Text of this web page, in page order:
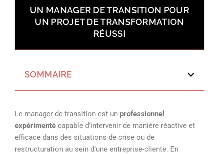
UN MANAGER DE TRANSITION POUR
UN PROJET DE TRANSFORMATION
RÉUSSI
SOMMAIRE
Le manager de transition est un professionnel
expérimenté capable d’intervenir de manière réactive et
efficace dans des situations de crise ou de
restructuration au sein d’une entreprise-cliente. En